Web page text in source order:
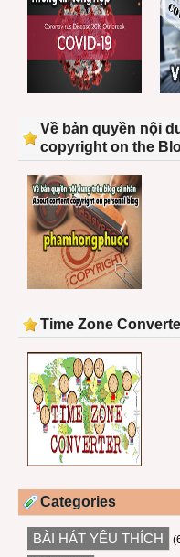
Về bản quyền nội
copyright on the
Time Zone
Categories
BÀI HÁT YÊU THÍCH